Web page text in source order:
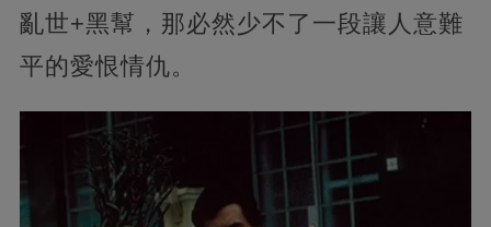
亂世+黑幫，那必然少不了一段讓人意難
平的愛恨情仇。